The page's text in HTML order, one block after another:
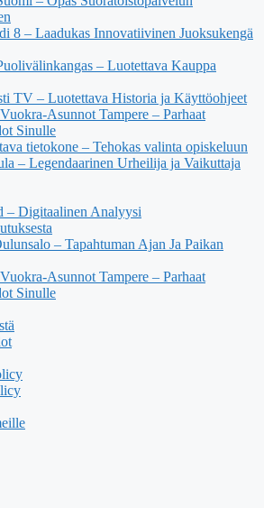
8 – Laadukas Innovatiivinen Juoksukengä
– Luotettava Kauppa
TV – Luotettava Historia ja Käyttöohjeet
Asunnot Tampere – Parhaat
Sinulle
tietokone – Tehokas valinta opiskeluun
– Legendaarinen Urheilija ja Vaikuttaja
– Digitaalinen Analyysi
– Tapahtuman Ajan Ja Paikan
Asunnot Tampere – Parhaat
Sinulle